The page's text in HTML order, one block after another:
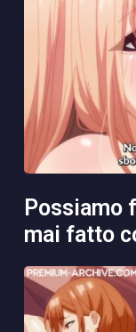
possiamo fare le cose che non ho
mai fatto